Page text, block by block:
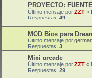
PROYECTO:
Último mensaje por ZZT «
Respuestas: 49
MOD Bios para
Último mensaje por
Respuestas: 3
Mini arcade
Último mensaje por ZZT «
Respuestas: 29